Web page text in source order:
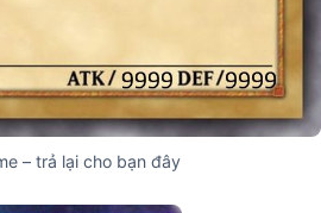
– trả lại cho bạn đây